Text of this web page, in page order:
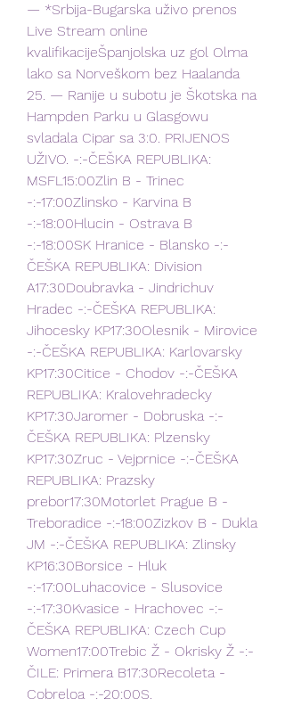
— *Srbija-Bugarska uživo prenos
Live Stream online
kvalifikacijeŠpanjolska uz gol Olma
lako sa Norveškom bez Haalanda
25. — Ranije u subotu je Škotska na
Hampden Parku u Glasgowu
svladala Cipar sa 3:0. PRIJENOS
UŽIVO. -:-ČEŠKA REPUBLIKA:
MSFL15:00Zlin B - Trinec
-:-17:00Zlinsko - Karvina B
-:-18:00Hlucin - Ostrava B
-:-18:00SK Hranice - Blansko -:-
ČEŠKA REPUBLIKA: Division
A17:30Doubravka - Jindrichuv
Hradec -:-ČEŠKA REPUBLIKA:
Jihocesky KP17:30Olesnik - Mirovice
-:-ČEŠKA REPUBLIKA: Karlovarsky
KP17:30Citice - Chodov -:-ČEŠKA
REPUBLIKA: Kralovehradecky
KP17:30Jaromer - Dobruska -:-
ČEŠKA REPUBLIKA: Plzensky
KP17:30Zruc - Vejprnice -:-ČEŠKA
REPUBLIKA: Prazsky
prebor17:30Motorlet Prague B -
Treboradice -:-18:00Zizkov B - Dukla
JM -:-ČEŠKA REPUBLIKA: Zlinsky
KP16:30Borsice - Hluk
-:-17:00Luhacovice - Slusovice
-:-17:30Kvasice - Hrachovec -:-
ČEŠKA REPUBLIKA: Czech Cup
Women17:00Trebic Ž - Okrisky Ž -:-
ČILE: Primera B17:30Recoleta -
Cobreloa -:-20:00S.